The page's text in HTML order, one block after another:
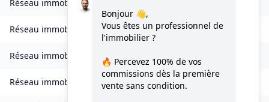
Réseau immobilierLohéac
Réseau immobilier Longaulnay( 35190)
Réseau immobilier Loutehel
Réseau immobilier Louvigné-du-Désert(35420
Bonjour 👋,
Vous êtes un professionnel de
l'immobilier ?
🔥 Percevez 100% de vos
commissions dès la première
vente sans condition.